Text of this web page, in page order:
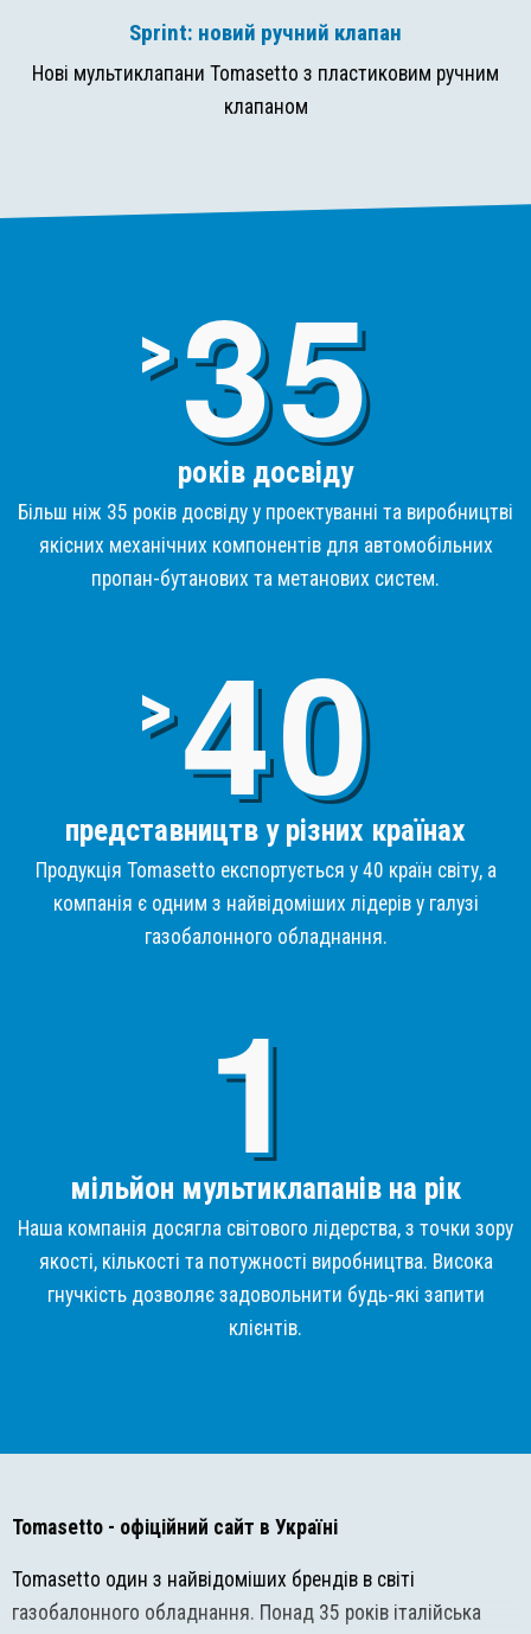
Sprint: новий ручний клапан
Нові мультиклапани Tomasetto з пластиковим ручним
клапаном
>3
років досвіду
Більш ніж 35 років досвіду у проектуванні та виробництві
якісних механічних компонентів для автомобільних
пропан-бутанових та метанових систем.
>4
представництв у різних країнах
Продукція Tomasetto експортується у 40 країн світу, а
компанія є одним з найвідоміших лідерів у галузі
газобалонного обладнання.
мільйон мультиклапанів на рік
Наша компанія досягла світового лідерства, з точки зору
якості, кількості та потужності виробництва. Висока
гнучкість дозволяє задовольнити будь-які запити
клієнтів.
Tomasetto - офіційний сайт в Україні
Tomasetto один з найвідоміших брендів в світі
газобалонного обладнання. Понад 35 років італійська